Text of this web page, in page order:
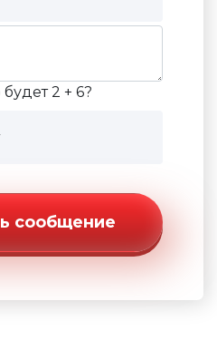
2 + 6?
сообщение